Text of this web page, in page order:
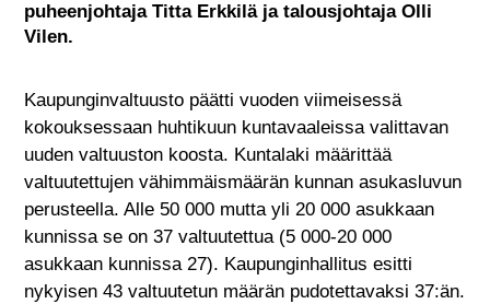
puheenjohtaja Titta Erkkilä ja talousjohtaja Olli
Vilen.
Kaupunginvaltuusto päätti vuoden viimeisessä
kokouksessaan huhtikuun kuntavaaleissa valittavan
uuden valtuuston koosta. Kuntalaki määrittää
valtuutettujen vähimmäismäärän kunnan asukasluvun
perusteella. Alle 50 000 mutta yli 20 000 asukkaan
kunnissa se on 37 valtuutettua (5 000-20 000
asukkaan kunnissa 27). Kaupunginhallitus esitti
nykyisen 43 valtuutetun määrän pudotettavaksi 37:än.